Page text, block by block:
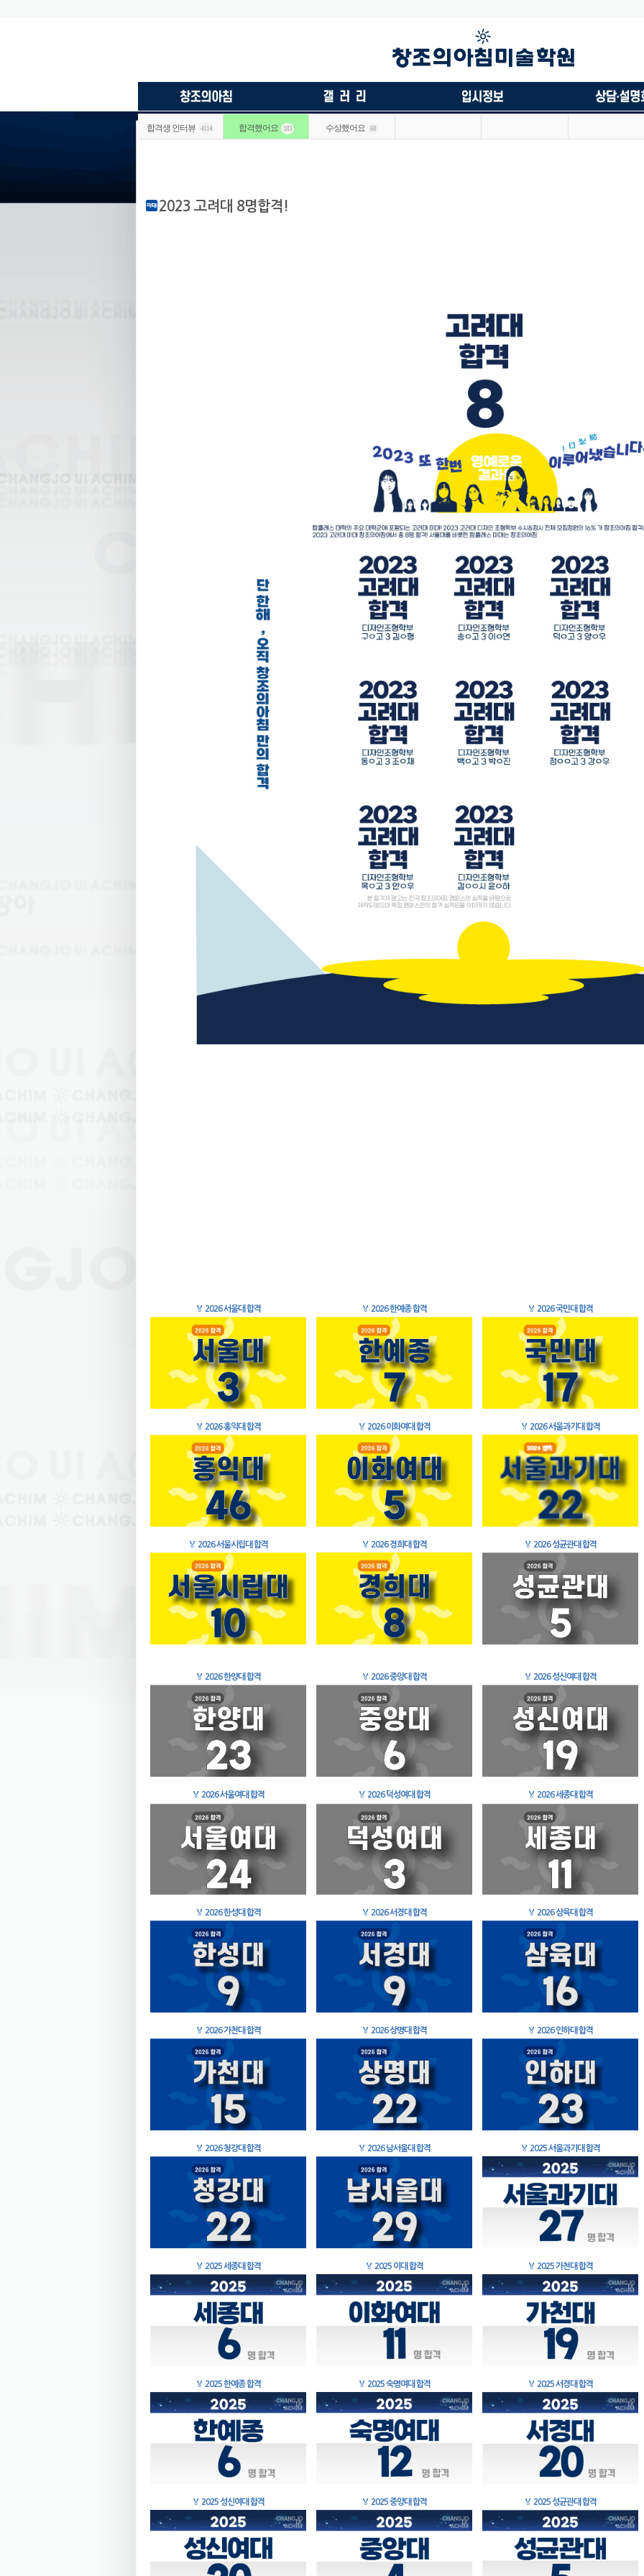
합격생 인터뷰 4114 합격했어요 183 수상했어요 68
2023 고려대 8명합격!
🏅 2026 서울대 합격 🏅 2026 한예종 합격 🏅 2026 국민대 합격
🏅 2026 홍익대 합격 🏅 2026 이화여대 합격 🏅 2026 서울과기대 합격
🏅 2026 서울시립대 합격 🏅 2026 경희대 합격 🏅 2026 성균관대 합격
🏅 2026 한양대 합격 🏅 2026 중앙대 합격 🏅 2026 성신여대 합격
🏅 2026 서울여대 합격 🏅 2026 덕성여대 합격 🏅 2026 세종대 합격
🏅 2026 한성대 합격 🏅 2026 서경대 합격 🏅 2026 삼육대 합격
🏅 2026 가천대 합격 🏅 2026 상명대 합격 🏅 2026 인하대 합격
🏅 2026 청강대 합격 🏅 2026 남서울대 합격 🏅 2025 서울과기대 합격
🏅 2025 세종대 합격 🏅 2025 이대 합격 🏅 2025 가천대 합격
🏅 2025 한예종 합격 🏅 2025 숙명여대 합격 🏅 2025 서경대 합격
🏅 2025 성신여대 합격 🏅 2025 중앙대 합격 🏅 2025 성균관대 합격